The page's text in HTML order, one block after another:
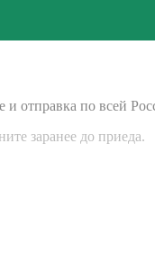
отправка по всей
заранее до приеда.